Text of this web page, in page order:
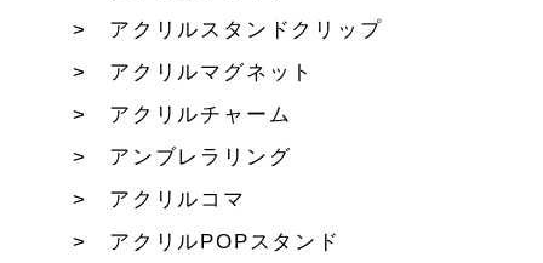
アクリルスタンドクリップ
アクリルマグネット
アクリルチャーム
アンブレラリング
アクリルコマ
アクリルPOPスタンド